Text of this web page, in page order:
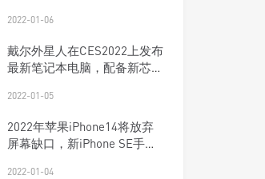
2022-01-06
戴尔外星人在CES2022上发布
最新笔记本电脑，配备新芯片
2022-01-05
2022年苹果iPhone14将放弃
屏幕缺口，新iPhone SE手机
2022-01-04